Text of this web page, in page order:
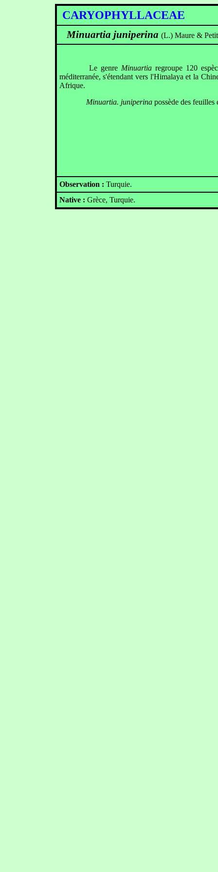
CARYOPHYLLACEAE
Minuartia juniperina (L.) Maure &
Le genre Minuartiaregroupe 120
méditerranée, s'étendant vers l'Himalaya et la
Afrique.
Minuartia. juniperinapossède des feuilles
Observation : Turquie.
Native : Grèce, Turquie.